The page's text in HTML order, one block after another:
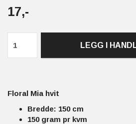
17,-
LEGG I
Floral Mia hvit
Bredde: 150 cm
150 gram pr kvm